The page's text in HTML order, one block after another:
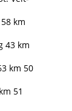
km
43 km
km 50
51